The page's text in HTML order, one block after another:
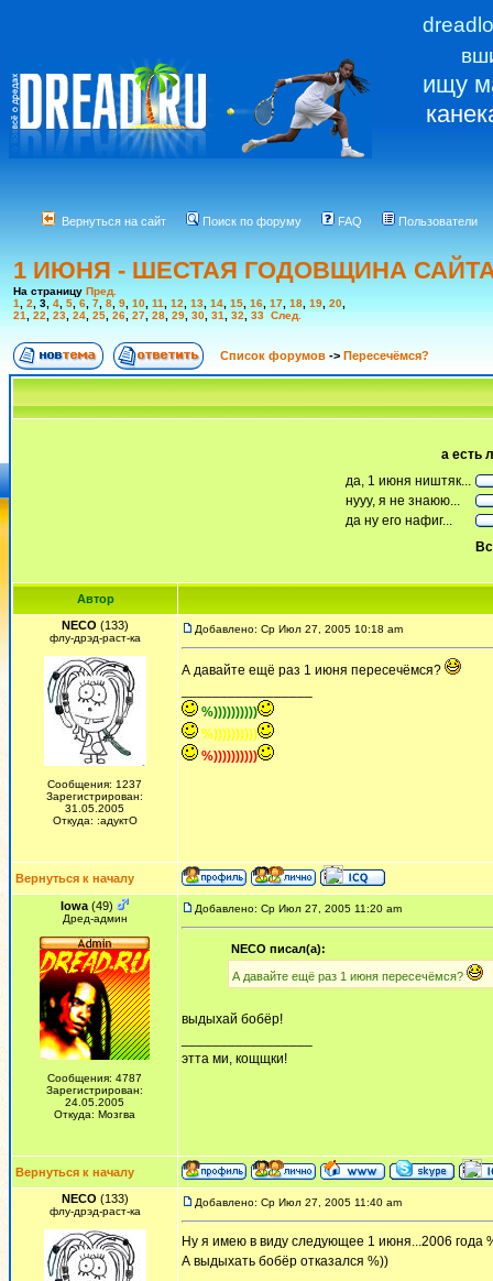
ищу
Вернуться на сайт Поиск по форуму FAQ Пользователи
1 ИЮНЯ - ШЕСТАЯ ГОДОВЩИНА
На страницу Пред.
1
2 3 4 5 6 7 8 9 10 11 12 13 14 15 16 17 18 19 20
21
22 23 24 25 26 27 28 29 30 31 32 33 След.
Список форумов -> Пересечёмся?
а есть
да, 1 июня ништяк...
нууу, я не знаюю...
да ну его нафиг...
Автор
NECO (133)
флу-дрэд-раст-ка
Сообщения: 1237
Зарегистрирован:
31.05.2005
Откуда: :адуктО
Добавлено: Ср Июл 27, 2005 10:18 am
А давайте ещё раз 1 июня пересечёмся?
%))))))))))
%))))))))))
%))))))))))
Вернуться к началу
Iowa (49)
Дред-админ
Сообщения: 4787
Зарегистрирован:
24.05.2005
Откуда: Мозгва
Добавлено: Ср Июл 27, 2005 11:20 am
NECO писал(а):
А давайте ещё раз 1 июня пересечёмся?
выдыхай бобёр!
этта ми, кощщки!
Вернуться к началу
NECO (133)
флу-дрэд-раст-ка
Добавлено: Ср Июл 27, 2005 11:40 am
Ну я имею в виду следующее 1 июня...2006 года
А выдыхать бобёр отказался %))